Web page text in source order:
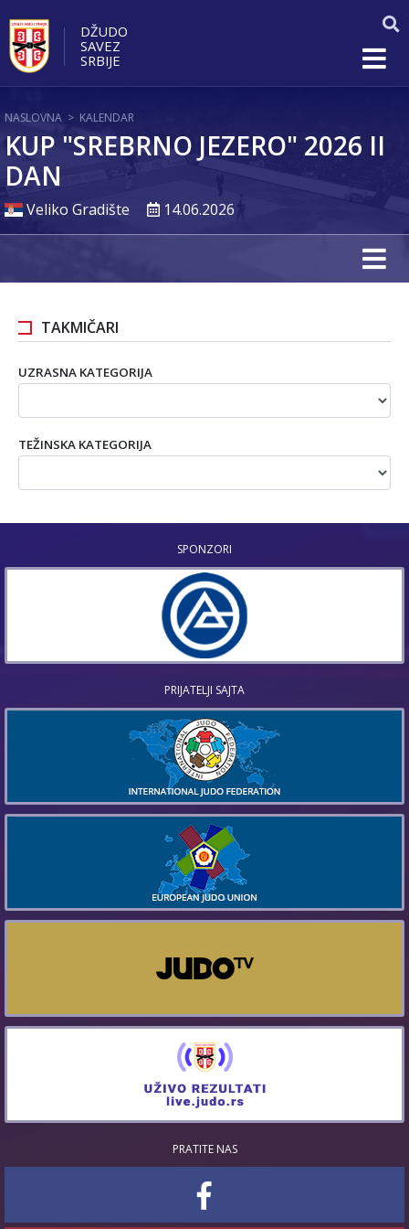
DŽUDO
SAVEZ
SRBIJE
NASLOVNA > KALENDAR
KUP "SREBRNO JEZERO" 2026 II
DAN
Veliko Gradište 14.06.2026
TAKMIČARI
UZRASNA KATEGORIJA
TEŽINSKA KATEGORIJA
SPONZORI
PRIJATELJI SAJTA
PRATITE NAS